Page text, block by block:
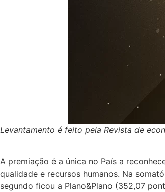
Levantamento é feito pela Revista de
A premiação é a única no País a
qualidade e recursos humanos. Na
segundo ficou a Plano&Plano (352,07